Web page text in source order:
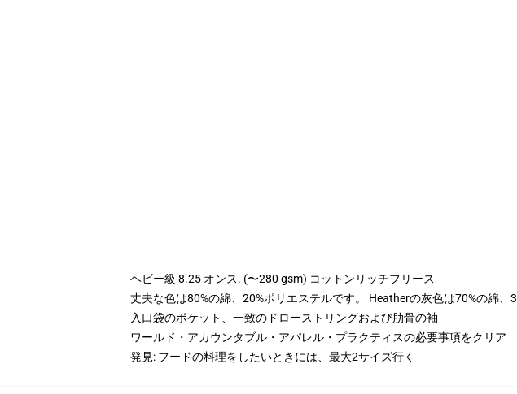
ヘビー級 8.25 オンス. (〜280 gsm) コットンリッチフリース
丈夫な色は80%の綿、20%ポリエステルです。 Heatherの灰色は70%の綿
入口袋のポケット、一致のドローストリングおよび肋骨の袖
ワールド・アカウンタブル・アパレル・プラクティスの必要事項をクリア
発見: フードの料理をしたいときには、最大2サイズ行く